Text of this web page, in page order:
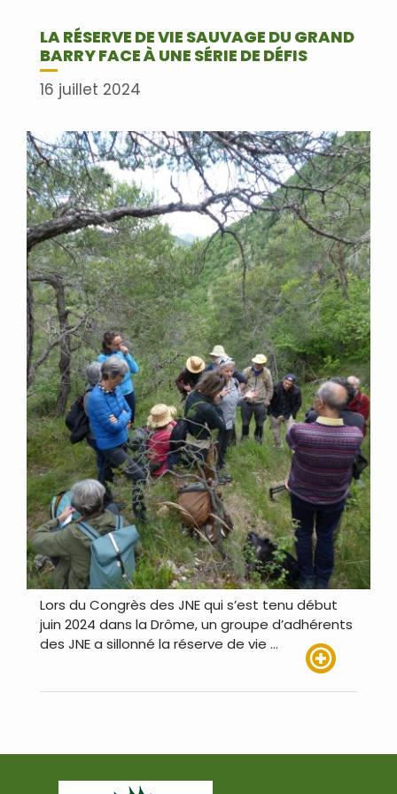
LA RÉSERVE DE VIE SAUVAGE DU GRAND
BARRY FACE À UNE SÉRIE DE DÉFIS
16 juillet 2024
Lors du Congrès des JNE qui s’est tenu début
juin 2024 dans la Drôme, un groupe d’adhérents
des JNE a sillonné la réserve de vie …